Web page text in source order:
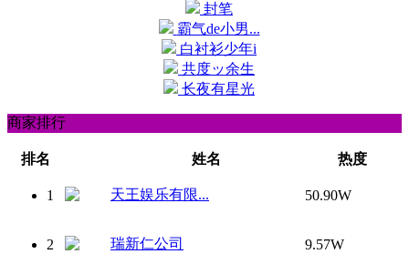
封笔
霸气de小男...
白衬衫少年i
共度ッ余生
长夜有星光
商家排行
排名 姓名 热度
1 天王娱乐有限... 50.90W
2 瑞新仁公司 9.57W